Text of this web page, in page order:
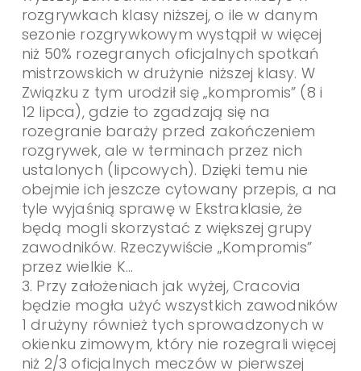
rozgrywkach klasy niższej, o ile w danym
sezonie rozgrywkowym wystąpił w więcej
niż 50% rozegranych oficjalnych spotkań
mistrzowskich w drużynie niższej klasy. W
Związku z tym urodził się „kompromis” (8 i
12 lipca), gdzie to zgadzają się na
rozegranie baraży przed zakończeniem
rozgrywek, ale w terminach przez nich
ustalonych (lipcowych). Dzięki temu nie
obejmie ich jeszcze cytowany przepis, a na
tyle wyjaśnią sprawę w Ekstraklasie, że
będą mogli skorzystać z większej grupy
zawodników. Rzeczywiście „Kompromis”
przez wielkie K…
3. Przy założeniach jak wyżej, Cracovia
będzie mogła użyć wszystkich zawodników
1 drużyny również tych sprowadzonych w
okienku zimowym, który nie rozegrali więcej
niż 2/3 oficjalnych meczów w pierwszej